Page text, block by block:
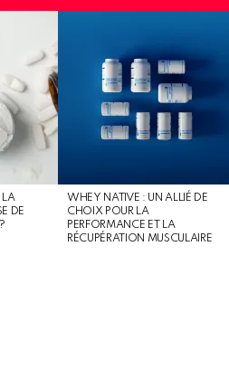
LA
DE
WHEY NATIVE : UN ALLIÉ DE
CHOIX POUR LA
PERFORMANCE ET LA
RÉCUPÉRATION MUSCULAIRE